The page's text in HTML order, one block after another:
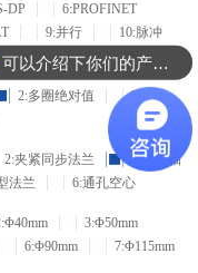
DP
6:PROFINET
9:并行
10:脉冲
2:多圈绝对值
3:增量
2:夹紧同步法兰
3:盲孔轴
法兰 6:通孔空心
3:Φ50mm
6:Φ90mm 7:Φ115mm
可以介绍下你们的产品么？